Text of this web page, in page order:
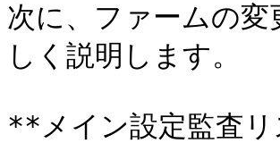
次に、ファームの
しく説明します。
**メイン設定監査